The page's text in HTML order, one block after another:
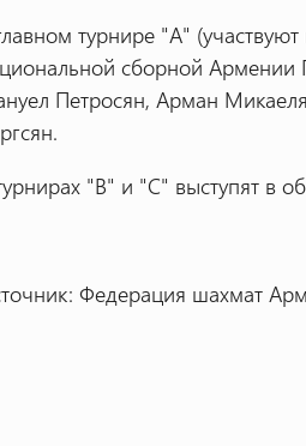
турнире "А"
сборной Армении
Петросян, Арман
"В" и "С" выступят в
Федерация шахмат